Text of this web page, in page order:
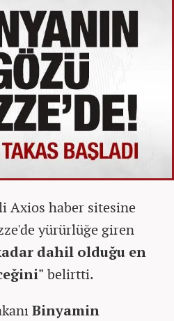
Axios haber sitesine
yürürlüğe giren
dahil olduğu en
belirtti.
Binyamin